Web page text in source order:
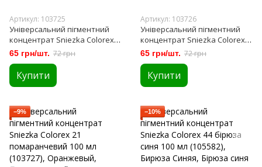
Артикул: 103725
Універсальний пігментний
концентрат Sniezka Colorex
51 блакитний 100 мл (103725)
65 грн/шт. 72 грн
Купити
Артикул: 103726
Універсальний пігментний
концентрат Sniezka Colorex
32 бордовий 100 мл (103726)
65 грн/шт. 72 грн
Купити
−9% −10%